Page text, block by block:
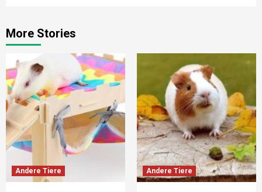
More Stories
Andere Tiere Andere Tiere